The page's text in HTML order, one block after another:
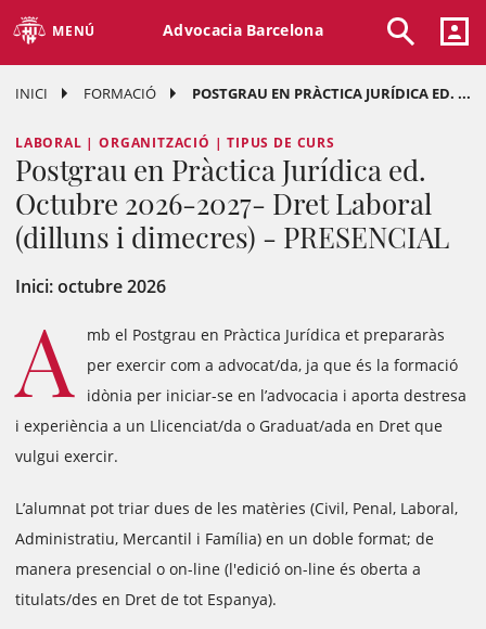
MENÚ Advocacia Barcelona
INICI FORMACIÓ POSTGRAU EN PRÀCTICA JURÍDICA ED. ...
LABORAL | ORGANITZACIÓ | TIPUS DE CURS
Postgrau en Pràctica Jurídica ed.
Octubre 2026-2027- Dret Laboral
(dilluns i dimecres) - PRESENCIAL
Inici: octubre 2026
A
mb el Postgrau en Pràctica Jurídica et prepararàs
per exercir com a advocat/da, ja que és la formació
idònia per iniciar-se en l’advocacia i aporta destresa
i experiència a un Llicenciat/da o Graduat/ada en Dret que
vulgui exercir.
L’alumnat pot triar dues de les matèries (Civil, Penal, Laboral,
Administratiu, Mercantil i Família) en un doble format; de
manera presencial o on-line (l'edició on-line és oberta a
titulats/des en Dret de tot Espanya).